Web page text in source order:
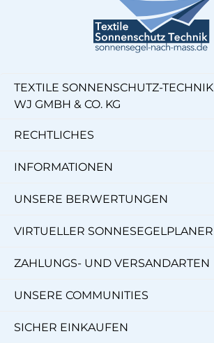
TEXTILE SONNENSCHUTZ-TECHNIK
WJ GMBH & CO. KG
RECHTLICHES
INFORMATIONEN
UNSERE BERWERTUNGEN
VIRTUELLER SONNESEGELPLANER
ZAHLUNGS- UND VERSANDARTEN
UNSERE COMMUNITIES
SICHER EINKAUFEN